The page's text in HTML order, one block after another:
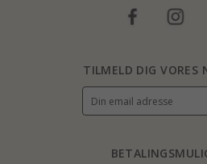
TILMELD DIG VORES